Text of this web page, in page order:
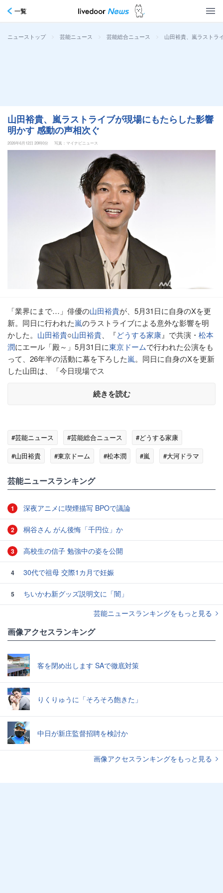
一覧
ニューストップ > 芸能ニュース > 芸能総合ニュース > 山田裕貴、嵐ラストラ
山田裕貴、嵐ラストライブが現場にもたらした影響
明かす 感動の声相次ぐ
2026年6月12日 20時0分 写真：マイナビニュース
「業界にまで…」俳優の山田裕貴が、5月31日に自身のXを更
新。同日に行われた嵐のラストライブによる意外な影響を明
かした。 山田裕貴○山田裕貴 、『どうする家康』で共演・ 松本
潤にエール「殿～」5月31日に東京ドームで行われた公演をも
って、26年半の活動に幕を下ろした嵐。同日に自身のXを更新
した山田は、「今日現場でス
続きを読む
#芸能ニュース #芸能総合ニュース
#どうする家康
#山田裕貴
#東京ドーム #松本潤 #嵐
#大河ドラマ
芸能ニュースランキング
1 深夜アニメに喫煙描写 BPOで議論
2 桐谷さん がん後悔「千円位」か
3 高校生の信子 勉強中の姿を公開
4 30代で祖母 交際1カ月で妊娠
5
ちいかわ新グッズ説明文に「闇」
芸能ニュースランキングをもっと見る
画像アクセスランキング
客を閉め出します SAで徹底対策
りくりゅうに「そろそろ飽きた」
中日が新庄監督招聘を検討か
画像アクセスランキングをもっと見る